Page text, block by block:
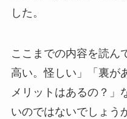
した。
ここまでの内容を読ん
高い。怪しい」「裏が
メリットはあるの？」
いのではないでしょう